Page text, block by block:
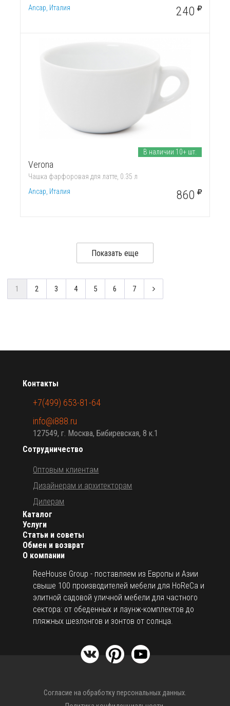
Ancap, Италия
240
Verona
Чашка фарфоровая для латте, 0.35 л
Ancap, Италия
В наличии 10+ шт.
860
Показать еще
1 2 3 4 5 6 7
О компании
ReeHouse Group - поставляем из Европы и Азии
свыше 100 производителей мебели для HoReCa и
элитной садовой уличной мебели для частного
сектора: от обеденных и лаунж-комплектов до
пляжных шезлонгов и зонтов от солнца.
Каталог
Услуги
Статьи и советы
Обмен и возврат
Сотрудничество
Оптовым клиентам
Дизайнерам и архитекторам
Дилерам
Контакты
+7(499) 653-81-64
info@i888.ru
127549, г. Москва, Бибиревская, 8 к.1
Согласие на обработку персональных данных.